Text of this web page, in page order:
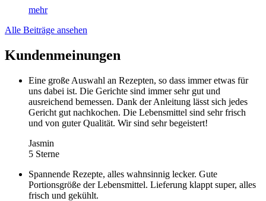
mehr
Alle Beiträge ansehen
Kundenmeinungen
Eine große Auswahl an Rezepten, so dass immer etwas für
uns dabei ist. Die Gerichte sind immer sehr gut und
ausreichend bemessen. Dank der Anleitung lässt sich jedes
Gericht gut nachkochen. Die Lebensmittel sind sehr frisch
und von guter Qualität. Wir sind sehr begeistert!
Jasmin
5 Sterne
Spannende Rezepte, alles wahnsinnig lecker. Gute
Portionsgröße der Lebensmittel. Lieferung klappt super, alles
frisch und gekühlt.